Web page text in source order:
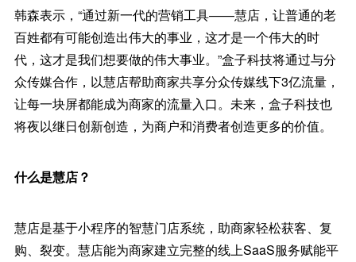
韩森表示，“通过新一代的营销工具——慧店，让普通的老
百姓都有可能创造出伟大的事业，这才是一个伟大的时
代，这才是我们想要做的伟大事业。”盒子科技将通过与分
众传媒合作，以慧店帮助商家共享分众传媒线下3亿流量，
让每一块屏都能成为商家的流量入口。未来，盒子科技也
将夜以继日创新创造，为商户和消费者创造更多的价值。
什么是慧店？
慧店是基于小程序的智慧门店系统，助商家轻松获客、复
购、裂变。慧店能为商家建立完整的线上SaaS服务赋能平